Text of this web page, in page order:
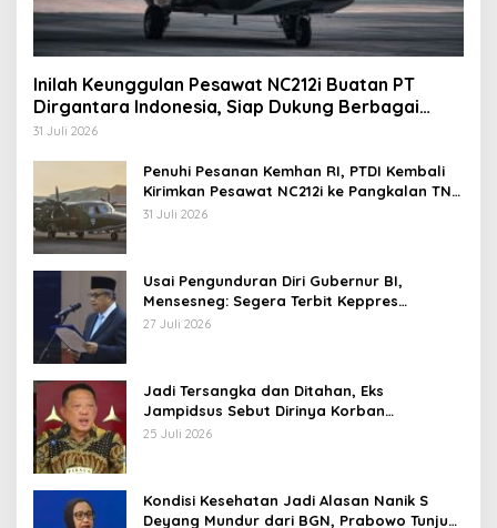
Inilah Keunggulan Pesawat NC212i Buatan PT
Dirgantara Indonesia, Siap Dukung Berbagai
Operasi TNI
31 Juli 2026
Penuhi Pesanan Kemhan RI, PTDI Kembali
Kirimkan Pesawat NC212i ke Pangkalan TNI
AU
31 Juli 2026
Usai Pengunduran Diri Gubernur BI,
Mensesneg: Segera Terbit Keppres
Pemberhentian dengan Hormat
27 Juli 2026
Jadi Tersangka dan Ditahan, Eks
Jampidsus Sebut Dirinya Korban
Kriminalisasi
25 Juli 2026
Kondisi Kesehatan Jadi Alasan Nanik S
Deyang Mundur dari BGN, Prabowo Tunjuk